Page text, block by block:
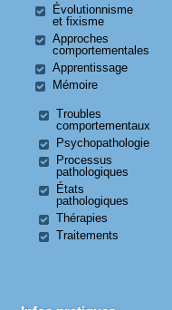
Évolutionnisme
et fixisme
Approches
comportementales
Apprentissage
Mémoire
Troubles
comportementaux
Psychopathologie
Processus
pathologiques
États
pathologiques
Thérapies
Traitements